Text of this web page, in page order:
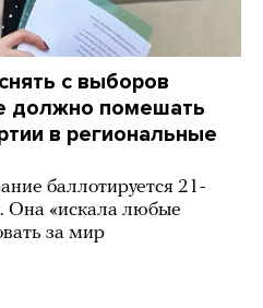
с выборов
должно помешать
в региональные
баллотируется 21-
Она «искала любые
за мир